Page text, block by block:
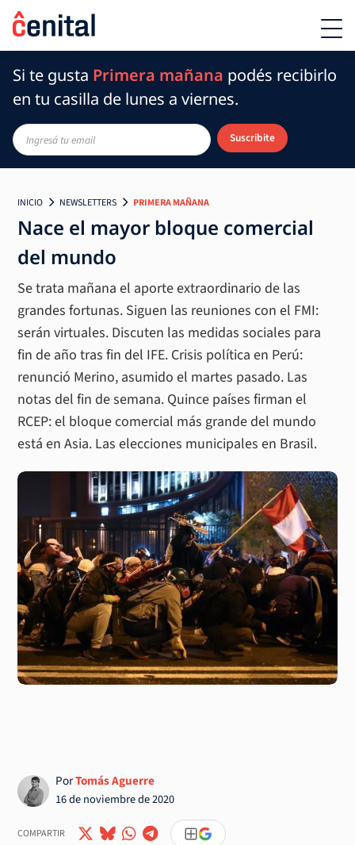
Si te gusta Primera mañana podés recibirlo
en tu casilla de lunes a viernes.
Suscribite
INICIO NEWSLETTERS PRIMERA MAÑANA
Nace el mayor bloque comercial
del mundo
Se trata mañana el aporte extraordinario de las
grandes fortunas. Siguen las reuniones con el FMI:
serán virtuales. Discuten las medidas sociales para
fin de año tras fin del IFE. Crisis política en Perú:
renunció Merino, asumido el martes pasado. Las
notas del fin de semana. Quince países firman el
RCEP: el bloque comercial más grande del mundo
está en Asia. Las elecciones municipales en Brasil.
PorTomás Aguerre
16 de noviembre de 2020
COMPARTIR